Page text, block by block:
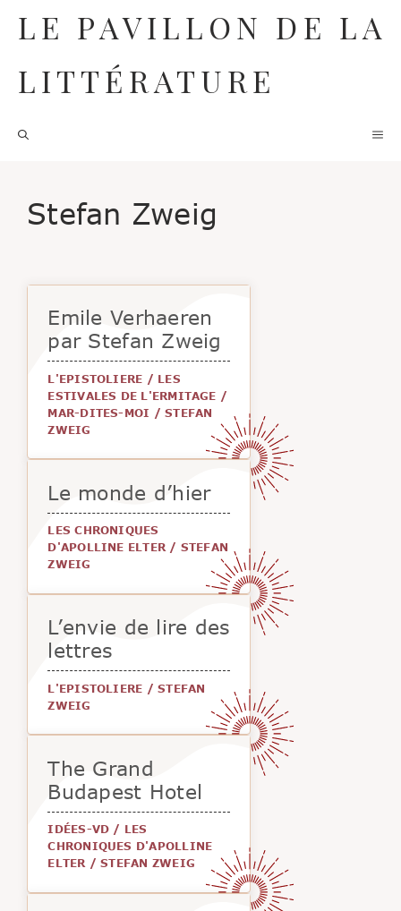
contenu
LE PAVILLON DE LA
LITTÉRATURE
Stefan Zweig
Emile Verhaeren
par Stefan Zweig
L'EPISTOLIERE / LES
ESTIVALES DE L'ERMITAGE /
MAR-DITES-MOI /STEFAN
ZWEIG
Le monde d’hier
LES CHRONIQUES
D'APOLLINE ELTER / STEFAN
ZWEIG
L’envie de lire des
lettres
L'EPISTOLIERE /STEFAN
ZWEIG
The Grand
Budapest Hotel
IDÉES-VD / LES
CHRONIQUES D'APOLLINE
ELTER /STEFAN ZWEIG